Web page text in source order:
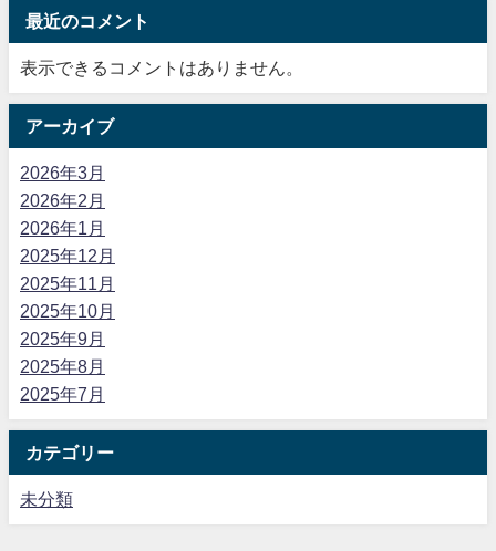
最近のコメント
表示できるコメントはありません。
アーカイブ
2026年3月
2026年2月
2026年1月
2025年12月
2025年11月
2025年10月
2025年9月
2025年8月
2025年7月
カテゴリー
未分類